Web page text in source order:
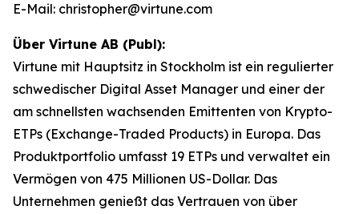
E-Mail: christopher@virtune.com
Über Virtune AB (Publ):
Virtune mit Hauptsitz in Stockholm ist ein regulierter
schwedischer Digital Asset Manager und einer der
am schnellsten wachsenden Emittenten von Krypto-
ETPs (Exchange-Traded Products) in Europa. Das
Produktportfolio umfasst 19 ETPs und verwaltet ein
Vermögen von 475 Millionen US-Dollar. Das
Unternehmen genießt das Vertrauen von über